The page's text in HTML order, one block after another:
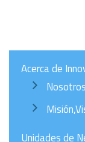
Acerca de
Nosotros
Unidades de